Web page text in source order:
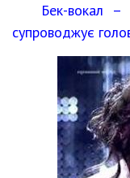
Бек-вокал –
супроводжує